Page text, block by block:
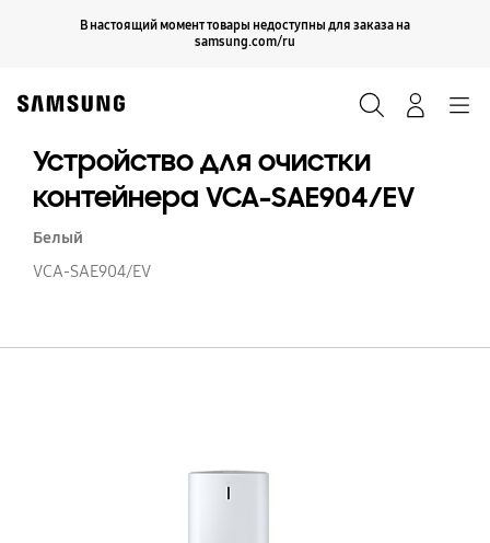
В настоящий момент товары недоступны для заказа на
samsung.com/ru
Продолжить
Устройство для очистки
контейнера VCA-SAE904/EV
Белый
VCA-SAE904/EV